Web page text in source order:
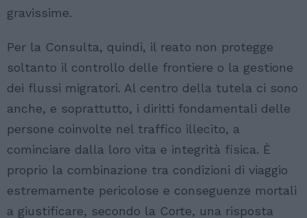
gravissime.
Per la Consulta, quindi, il reato non protegge
soltanto il controllo delle frontiere o la gestione
dei flussi migratori. Al centro della tutela ci sono
anche, e soprattutto, i diritti fondamentali delle
persone coinvolte nel traffico illecito, a
cominciare dalla loro vita e integrità fisica. È
proprio la combinazione tra condizioni di viaggio
estremamente pericolose e conseguenze mortali
a giustificare, secondo la Corte, una risposta